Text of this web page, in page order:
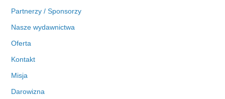
Partnerzy / Sponsorzy
Nasze wydawnictwa
Oferta
Kontakt
Misja
Darowizna